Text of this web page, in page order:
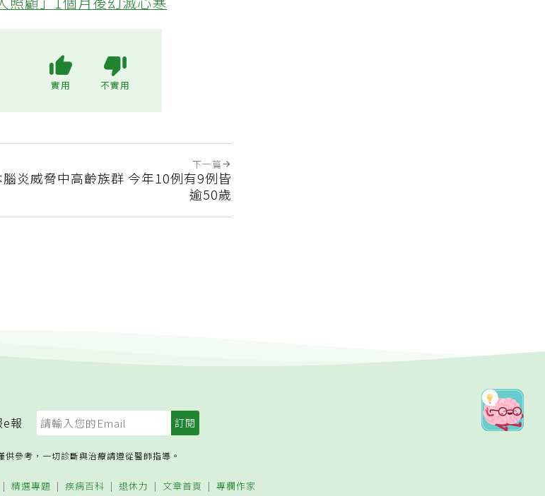
照顧」1個月後幻滅心寒
實用 不實用
下一篇
腦炎威脅中高齡族群 今年10例有9例皆
逾50歲
報
供參考，一切診斷與治療請遵從醫師指導。
精選專題 疾病百科 退休力 文章首頁 專欄作家